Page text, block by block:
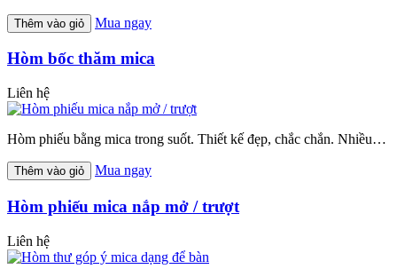
Thêm vào giỏ Mua ngay
Hòm bốc thăm mica
Liên hệ
Hòm phiếu bằng mica trong suốt. Thiết kế đẹp, chắc chắn. Nhiều…
Thêm vào giỏ Mua ngay
Hòm phiếu mica nắp mở / trượt
Liên hệ